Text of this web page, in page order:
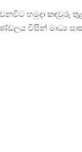
වනවිට හමුදා කඳවුරු
විසින් මාධ්‍ය